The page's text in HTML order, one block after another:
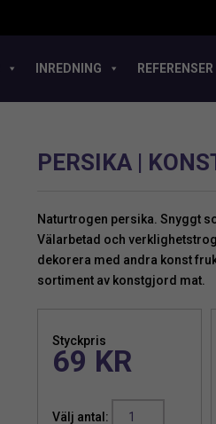
INREDNING REFERENSER
PERSIKA |
Naturtrogen persika. Snyggt
Välarbetad och
dekorera med andra konst
sortiment av konstgjord mat.
Styckpris
69 KR